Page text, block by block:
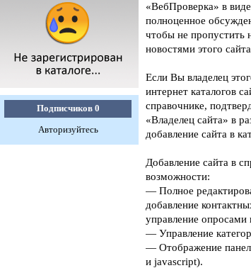
Подписчиков 0
Авторизуйтесь
«ВебПроверка» в
полноценное
чтобы не пропустить
новостями этого
Если Вы владелец
интернет каталогов
справочнике,
«Владелец сайта» в
добавление сайта в
Добавление сайта в
возможности:
— Полное
добавление
управление опросами
— Управление
— Отображение
и javascript).